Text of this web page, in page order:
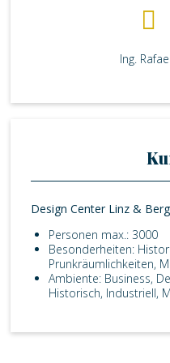
Ing.
Design Center Linz &
Personen max.: 3000
Besonderheiten:
Prunkräumlichkeiten,
Ambiente: Business,
Historisch, Industriell,